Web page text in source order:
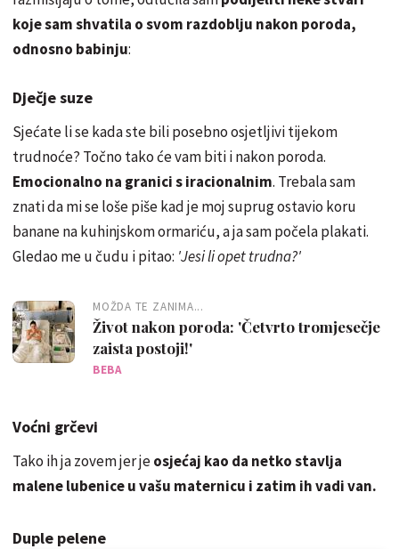
koje sam shvatila o svom razdoblju nakon poroda,
odnosno babinju:
Dječje suze
Sjećate li se kada ste bili posebno osjetljivi tijekom
trudnoće? Točno tako će vam biti i nakon poroda.
Emocionalno na granici s iracionalnim. Trebala sam
znati da mi se loše piše kad je moj suprug ostavio koru
banane na kuhinjskom ormariću, a ja sam počela plakati.
Gledao me u čudu i pitao: 'Jesi li opet trudna?'
MOŽDA TE ZANIMA...
Život nakon poroda: 'Četvrto tromjesečje
zaista postoji!'
BEBA
Voćni grčevi
Tako ih ja zovem jer jeosjećaj kao da netko stavlja
malene lubenice u vašu maternicu i zatim ih vadi van.
Duple pelene